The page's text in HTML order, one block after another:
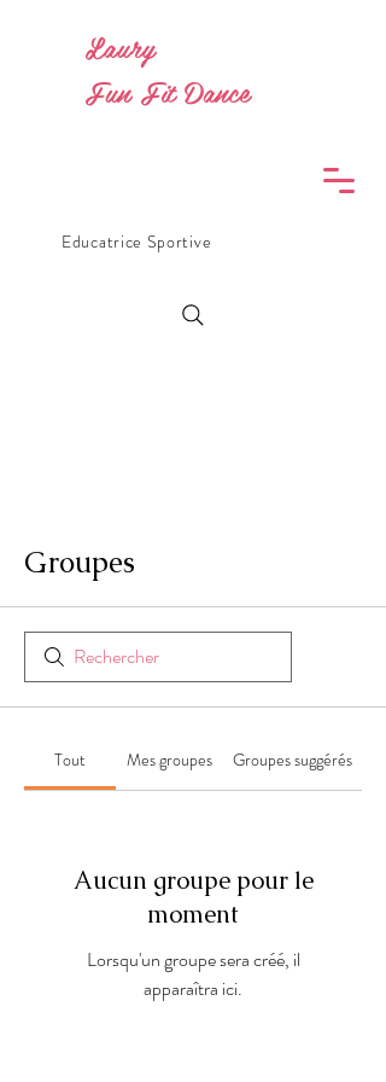
Educatrice Sportive
Laury
Fun Fit Dance
Groupes
Tout Mes groupes Groupes suggérés
Aucun groupe pour le
moment
Lorsqu'un groupe sera créé, il
apparaîtra ici.